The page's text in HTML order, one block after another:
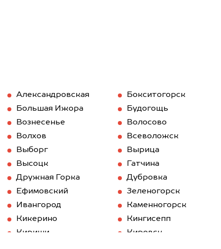
Александровская
Бокситогорск
Большая Ижора
Будогощь
Вознесенье
Волосово
Волхов
Всеволожск
Выборг
Вырица
Высоцк
Гатчина
Дружная Горка
Дубровка
Ефимовский
Зеленогорск
Ивангород
Каменногорск
Кикерино
Кингисепп
Кириши
Кировск